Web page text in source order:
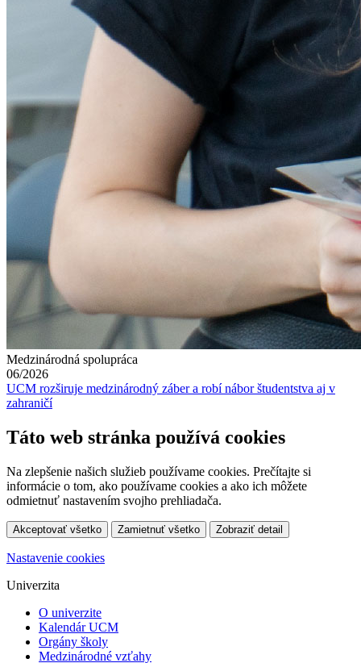
Medzinárodná spolupráca
06/2026
UCM rozširuje medzinárodný záber a robí nábor študentstva aj v
zahraničí
Táto web stránka používá cookies
Na zlepšenie našich služieb používame cookies. Prečítajte si
informácie o tom, ako používame cookies a ako ich môžete
odmietnuť nastavením svojho prehliadača.
Akceptovať všetko Zamietnuť všetko Zobraziť detail
Nastavenie cookies
Univerzita
O univerzite
Kalendár UCM
Orgány školy
Medzinárodné vzťahy